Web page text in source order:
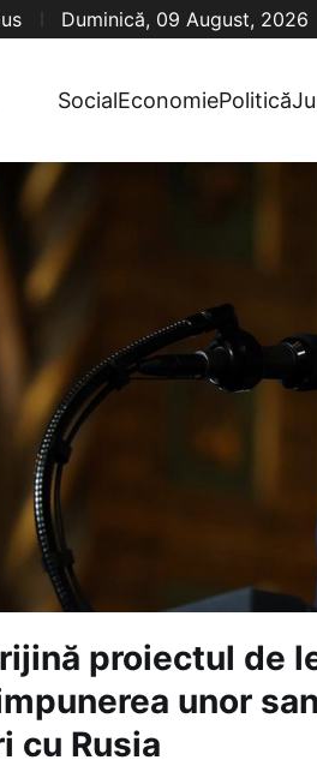
Duminică, 09 August, 2026
SocialEconomiePolitică
proiectul de
unor
cu Rusia